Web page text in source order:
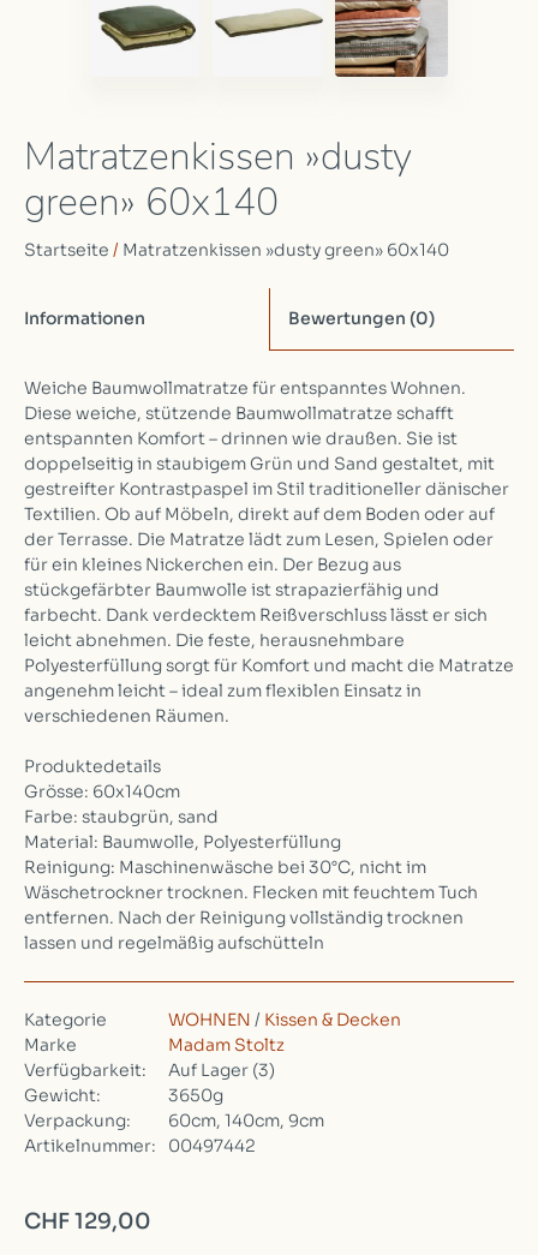
Matratzenkissen »dusty
green» 60x140
Startseite / Matratzenkissen »dusty green» 60x140
Informationen Bewertungen (0)
Weiche Baumwollmatratze für entspanntes Wohnen.
Diese weiche, stützende Baumwollmatratze schafft
entspannten Komfort – drinnen wie draußen. Sie ist
doppelseitig in staubigem Grün und Sand gestaltet, mit
gestreifter Kontrastpaspel im Stil traditioneller dänischer
Textilien. Ob auf Möbeln, direkt auf dem Boden oder auf
der Terrasse. Die Matratze lädt zum Lesen, Spielen oder
für ein kleines Nickerchen ein. Der Bezug aus
stückgefärbter Baumwolle ist strapazierfähig und
farbecht. Dank verdecktem Reißverschluss lässt er sich
leicht abnehmen. Die feste, herausnehmbare
Polyesterfüllung sorgt für Komfort und macht die Matratze
angenehm leicht – ideal zum flexiblen Einsatz in
verschiedenen Räumen.
Produktedetails
Grösse: 60x140cm
Farbe: staubgrün, sand
Material: Baumwolle, Polyesterfüllung
Reinigung: Maschinenwäsche bei 30°C, nicht im
Wäschetrockner trocknen. Flecken mit feuchtem Tuch
entfernen. Nach der Reinigung vollständig trocknen
lassen und regelmäßig aufschütteln
Kategorie WOHNEN / Kissen & Decken
Marke
Madam Stoltz
Verfügbarkeit:
Auf Lager (3)
Gewicht:
3650g
Verpackung:
60cm, 140cm, 9cm
Artikelnummer:
00497442
CHF 129,00